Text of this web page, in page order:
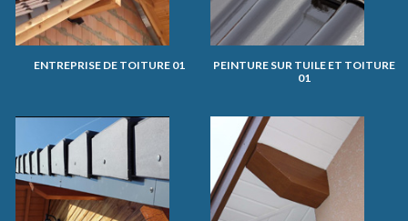
ENTREPRISE DE TOITURE 01
PEINTURE SUR TUILE ET TOITURE
01